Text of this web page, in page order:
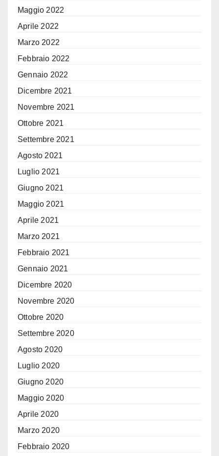
Maggio 2022
Aprile 2022
Marzo 2022
Febbraio 2022
Gennaio 2022
Dicembre 2021
Novembre 2021
Ottobre 2021
Settembre 2021
Agosto 2021
Luglio 2021
Giugno 2021
Maggio 2021
Aprile 2021
Marzo 2021
Febbraio 2021
Gennaio 2021
Dicembre 2020
Novembre 2020
Ottobre 2020
Settembre 2020
Agosto 2020
Luglio 2020
Giugno 2020
Maggio 2020
Aprile 2020
Marzo 2020
Febbraio 2020